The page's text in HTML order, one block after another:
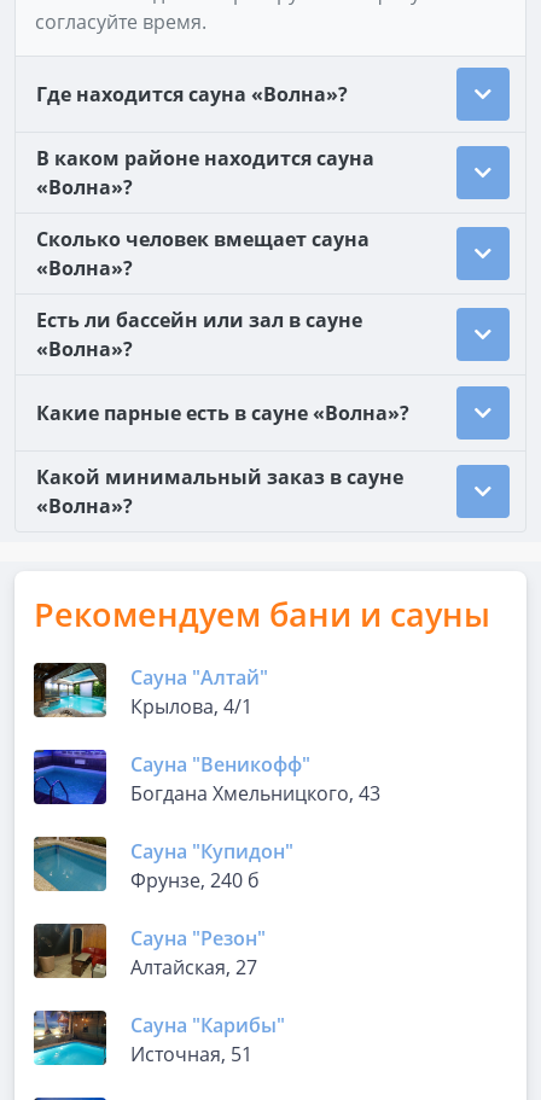
согласуйте время.
Где находится сауна «Волна»?
В каком районе находится сауна
«Волна»?
Сколько человек вмещает сауна
«Волна»?
Есть ли бассейн или зал в сауне
«Волна»?
Какие парные есть в сауне «Волна»?
Какой минимальный заказ в сауне
«Волна»?
Рекомендуем бани и сауны
Сауна "Алтай"
Крылова, 4/1
Сауна "Веникофф"
Богдана Хмельницкого, 43
Сауна "Купидон"
Фрунзе, 240 б
Сауна "Резон"
Алтайская, 27
Сауна "Карибы"
Источная, 51